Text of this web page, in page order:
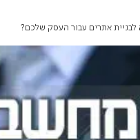
לבניית אתרים עבור העסק שלכם?